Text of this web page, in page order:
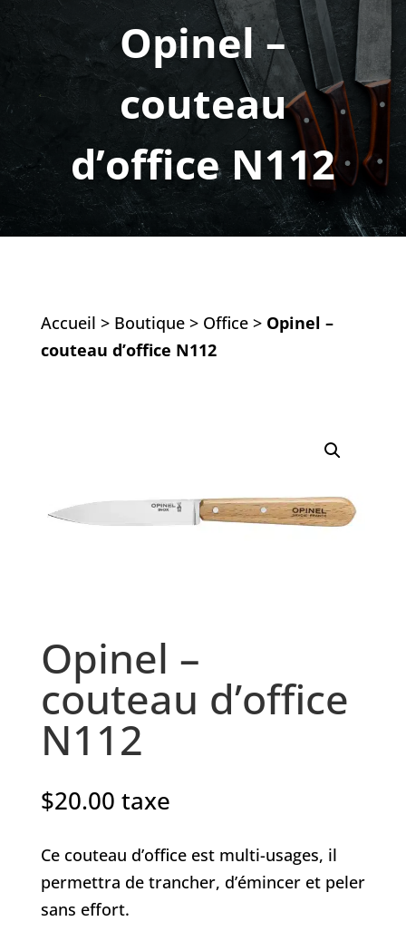
Opinel –
couteau
d’office N112
Accueil > Boutique> Office> Opinel –
couteau d’office N112
Opinel –
couteau d’office
N112
$20.00 taxe
Ce couteau d’office est multi-usages, il
permettra de trancher, d’émincer et peler
sans effort.